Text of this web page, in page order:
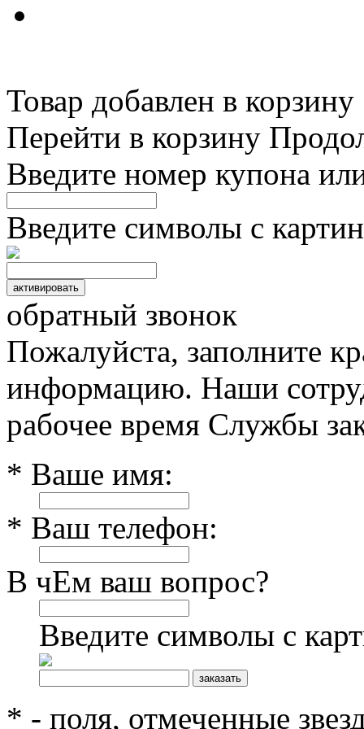
Товар добавлен в корзину
Перейти в корзину
Введите номер купона
Введите символы с
обратный звонок
Пожалуйста, заполните
информацию. Наши
рабочее время Службы
* Ваше имя:
* Ваш телефон:
В чЕм ваш вопрос?
Введите символы с
* - поля, отмеченные